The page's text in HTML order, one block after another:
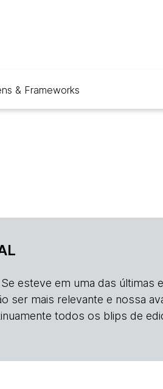
& Frameworks
esteve em uma das últimas
ser mais relevante e nossa
todos os blips de